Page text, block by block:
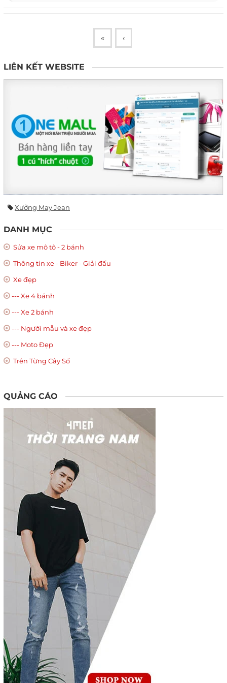
« ‹
LIÊN KẾT WEBSITE
Xưởng May Jean
DANH MỤC
Sửa xe mô tô - 2 bánh
Thông tin xe - Biker - Giải đấu
Xe đẹp
--- Xe 4 bánh
--- Xe 2 bánh
--- Người mẫu và xe đẹp
--- Moto Đẹp
Trên Từng Cây Số
QUẢNG CÁO